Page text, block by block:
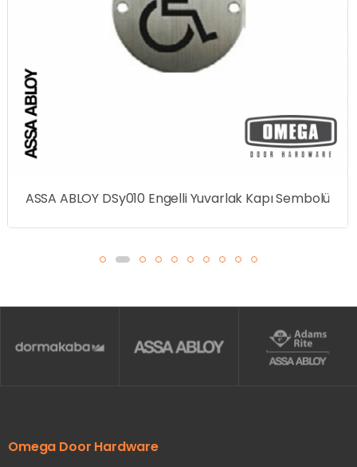
Yuvarlak Kapı Sembolü
Omega Door Hardware